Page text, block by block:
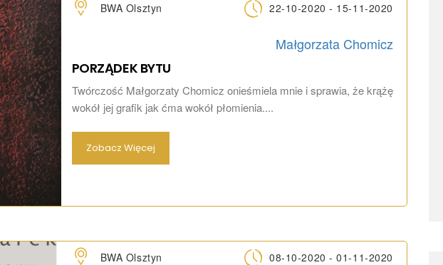
BWA Olsztyn 22-10-2020 - 15-11-2020
Małgorzata Chomicz
PORZĄDEK BYTU
Twórczość Małgorzaty Chomicz onieśmiela mnie i sprawia, że krążę
wokół jej grafik jak ćma wokół płomienia....
Zobacz Więcej
BWA Olsztyn 08-10-2020 - 01-11-2020